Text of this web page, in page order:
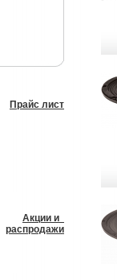
Прайс лист
Акции и
распродажи